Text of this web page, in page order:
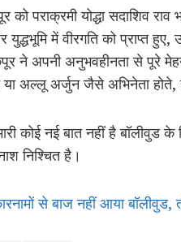
को पराक्रमी योद्धा सदाशिव
में वीरगति को प्राप्त
ने अपनी अनुभवहीनता से पूरे
या अल्लू अर्जुन जैसे अभिनेता होते,
कोई नई बात नहीं है बॉलीवुड के
निश्चित है।
से बाज नहीं आया